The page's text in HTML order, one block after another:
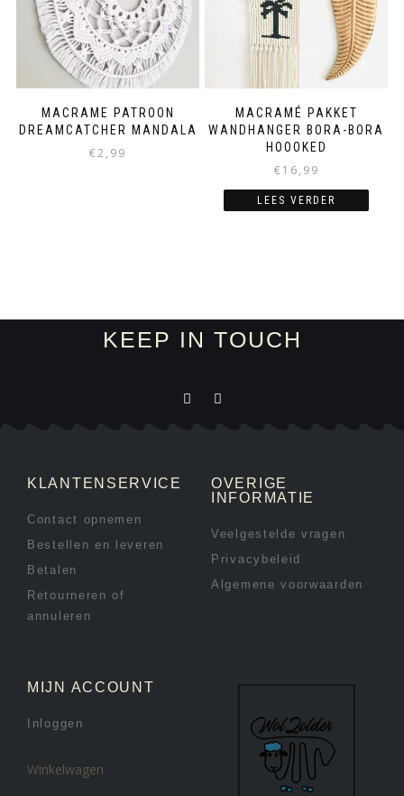
MACRAME PATROON
DREAMCATCHER MANDALA
€2,99
MACRAMÉ PAKKET
WANDHANGER BORA-BORA
HOOOKED
€16,99
LEES VERDER
KEEP IN TOUCH
KLANTENSERVICE
Contact opnemen
Bestellen en leveren
Betalen
Retourneren of
annuleren
OVERIGE
INFORMATIE
Veelgestelde vragen
Privacybeleid
Algemene voorwaarden
MIJN ACCOUNT
Inloggen
Winkelwagen